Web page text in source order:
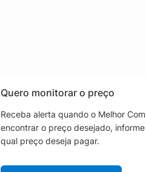
Quero monitorar o preço
Receba alerta quando o Melhor
encontrar o preço desejado,
qual preço deseja pagar.